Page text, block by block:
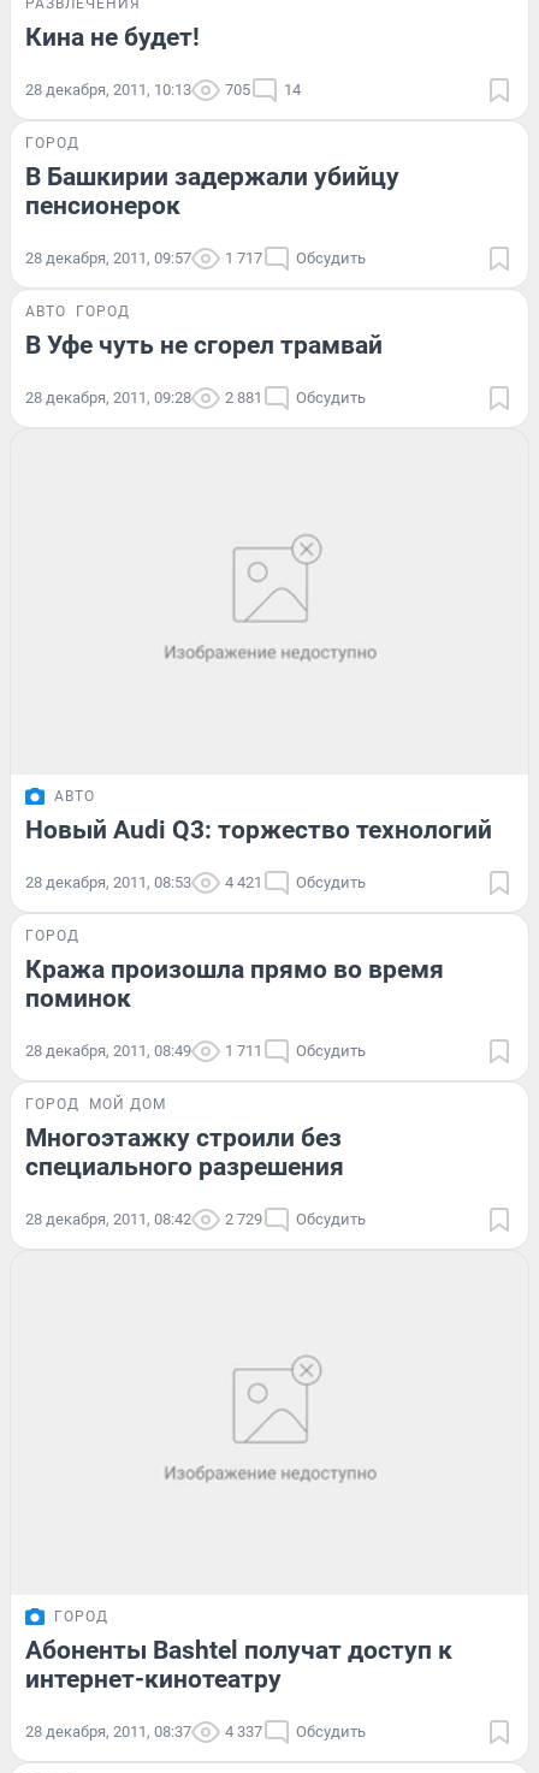
РАЗВЛЕЧЕНИЯ
Кина не будет!
28 декабря, 2011, 10:13 705 14
ГОРОД
В Башкирии задержали убийцу
пенсионерок
28 декабря, 2011, 09:57 1 717 Обсудить
АВТО ГОРОД
В Уфе чуть не сгорел трамвай
28 декабря, 2011, 09:28 2 881 Обсудить
АВТО
Новый Audi Q3: торжество технологий
28 декабря, 2011, 08:53 4 421 Обсудить
ГОРОД
Кража произошла прямо во время
поминок
28 декабря, 2011, 08:49 1 711 Обсудить
ГОРОД МОЙ ДОМ
Многоэтажку строили без
специального разрешения
28 декабря, 2011, 08:42 2 729 Обсудить
ГОРОД
Абоненты Bashtel получат доступ к
интернет-кинотеатру
28 декабря, 2011, 08:37 4 337 Обсудить